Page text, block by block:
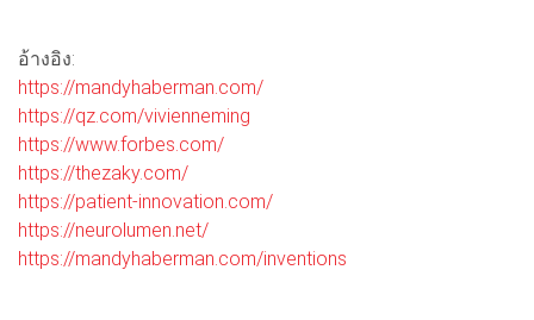
อ้างอิง:
https://mandyhaberman.com/
https://qz.com/vivienneming
https://www.forbes.com/
https://thezaky.com/
https://patient-innovation.com/
https://neurolumen.net/
https://mandyhaberman.com/inventions